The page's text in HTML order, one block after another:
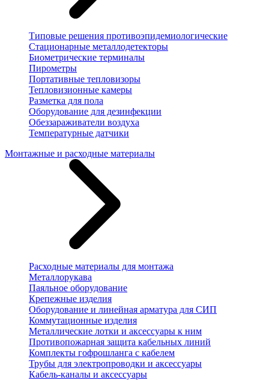
Типовые решения противоэпидемиологические
Стационарные металлодетекторы
Биометрические терминалы
Пирометры
Портативные тепловизоры
Тепловизионные камеры
Разметка для пола
Оборудование для дезинфекции
Обеззараживатели воздуха
Температурные датчики
Монтажные и расходные материалы
Расходные материалы для монтажа
Металлорукава
Паяльное оборудование
Крепежные изделия
Оборудование и линейная арматура для СИП
Коммутационные изделия
Металлические лотки и аксессуары к ним
Противопожарная защита кабельных линий
Комплекты гофрошланга с кабелем
Трубы для электропроводки и аксессуары
Кабель-каналы и аксессуары